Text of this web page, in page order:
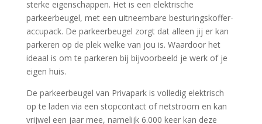
sterke eigenschappen. Het is een elektrische
parkeerbeugel, met een uitneembare besturingskoffer-
accupack. De parkeerbeugel zorgt dat alleen jij er kan
parkeren op de plek welke van jou is. Waardoor het
ideaal is om te parkeren bij bijvoorbeeld je werk of je
eigen huis.
De parkeerbeugel van Privapark is volledig elektrisch
op te laden via een stopcontact of netstroom en kan
vrijwel een jaar mee, namelijk 6.000 keer kan deze